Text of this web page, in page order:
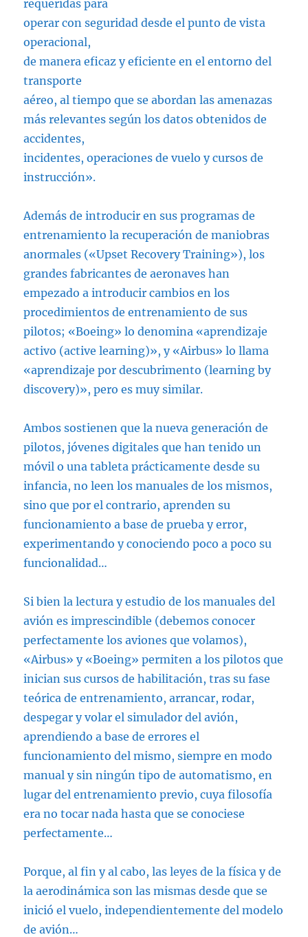
requeridas para
operar con seguridad desde el punto de vista
operacional,
de manera eficaz y eficiente en el entorno del
transporte
aéreo, al tiempo que se abordan las amenazas
más relevantes según los datos obtenidos de
accidentes,
incidentes, operaciones de vuelo y cursos de
instrucción».
Además de introducir en sus programas de
entrenamiento la recuperación de maniobras
anormales («Upset Recovery Training»), los
grandes fabricantes de aeronaves han
empezado a introducir cambios en los
procedimientos de entrenamiento de sus
pilotos; «Boeing» lo denomina «aprendizaje
activo (active learning)», y «Airbus» lo llama
«aprendizaje por descubrimento (learning by
discovery)», pero es muy similar.
Ambos sostienen que la nueva generación de
pilotos, jóvenes digitales que han tenido un
móvil o una tableta prácticamente desde su
infancia, no leen los manuales de los mismos,
sino que por el contrario, aprenden su
funcionamiento a base de prueba y error,
experimentando y conociendo poco a poco su
funcionalidad…
Si bien la lectura y estudio de los manuales del
avión es imprescindible (debemos conocer
perfectamente los aviones que volamos),
«Airbus» y «Boeing» permiten a los pilotos que
inician sus cursos de habilitación, tras su fase
teórica de entrenamiento, arrancar, rodar,
despegar y volar el simulador del avión,
aprendiendo a base de errores el
funcionamiento del mismo, siempre en modo
manual y sin ningún tipo de automatismo, en
lugar del entrenamiento previo, cuya filosofía
era no tocar nada hasta que se conociese
perfectamente…
Porque, al fin y al cabo, las leyes de la física y de
la aerodinámica son las mismas desde que se
inició el vuelo, independientemente del modelo
de avión…